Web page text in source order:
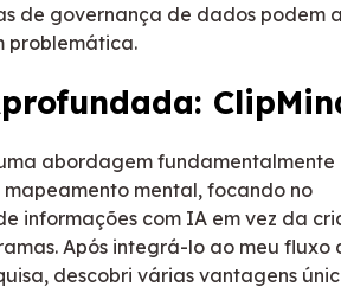
de governança de dados podem
problemática.
abordagem fundamentalmente
mental, focando no
informações com IA em vez da
Após integrá-lo ao meu fluxo
descobri várias vantagens